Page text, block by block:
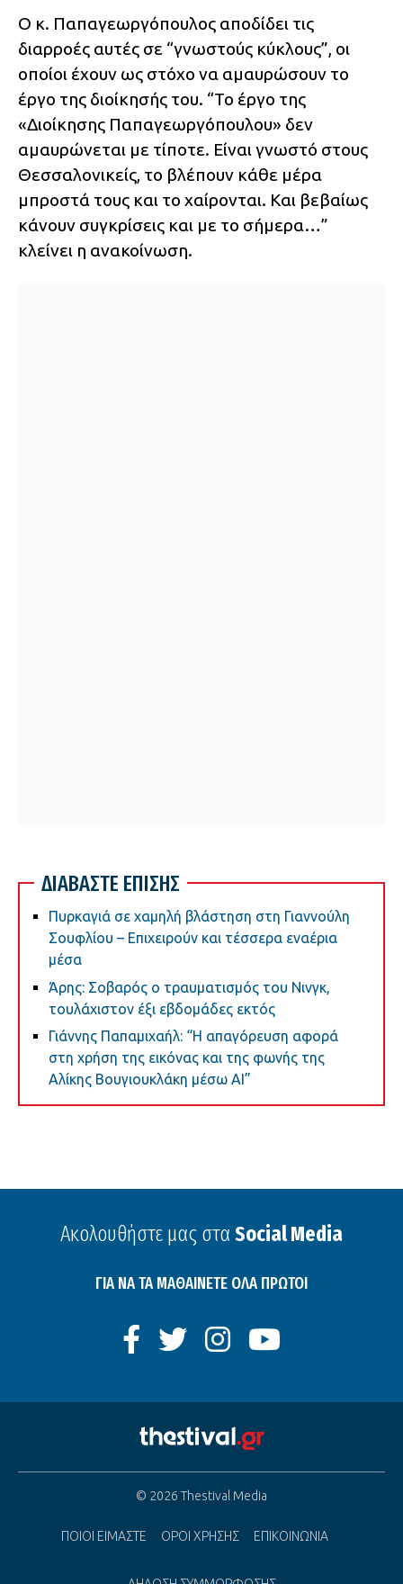
Ο κ. Παπαγεωργόπουλος αποδίδει τις
διαρροές αυτές σε “γνωστούς κύκλους”, οι
οποίοι έχουν ως στόχο να αμαυρώσουν το
έργο της διοίκησής του. “Το έργο της
«Διοίκησης Παπαγεωργόπουλου» δεν
αμαυρώνεται με τίποτε. Είναι γνωστό στους
Θεσσαλονικείς, το βλέπουν κάθε μέρα
μπροστά τους και το χαίρονται. Και βεβαίως
κάνουν συγκρίσεις και με το σήμερα…”
κλείνει η ανακοίνωση.
ΔΙΑΒΑΣΤΕ ΕΠΙΣΗΣ
Πυρκαγιά σε χαμηλή βλάστηση στη Γιαννούλη
Σουφλίου – Επιχειρούν και τέσσερα εναέρια
μέσα
Άρης: Σοβαρός ο τραυματισμός του Νινγκ,
τουλάχιστον έξι εβδομάδες εκτός
Γιάννης Παπαμιχαήλ: “Η απαγόρευση αφορά
στη χρήση της εικόνας και της φωνής της
Αλίκης Βουγιουκλάκη μέσω AI”
Ακολουθήστε μας στα Social Media
ΓΙΑ ΝΑ ΤΑ ΜΑΘΑΙΝΕΤΕ ΟΛΑ ΠΡΩΤΟΙ
© 2026 Thestival Media
ΠΟΙΟΙ ΕΙΜΑΣΤΕ ΟΡΟΙ ΧΡΗΣΗΣ ΕΠΙΚΟΙΝΩΝΙΑ